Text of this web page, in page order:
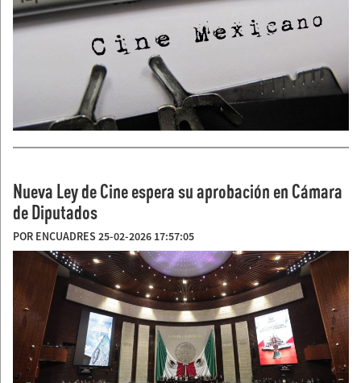
Nueva Ley de Cine espera su aprobación en Cámara
de Diputados
POR ENCUADRES 25-02-2026 17:57:05